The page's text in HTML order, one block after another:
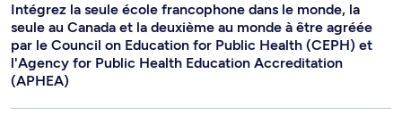
Intégrez la seule école francophone dans le monde, la
seule au Canada et la deuxième au monde à être agréée
par le Council on Education for Public Health (CEPH) et
l'Agency for Public Health Education Accreditation
(APHEA)